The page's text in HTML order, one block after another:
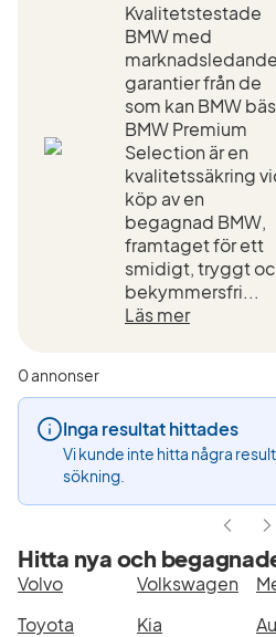
+50
km
(Plats)
Kvalitetstestade
BMW med
marknadsledande
garantier från de
som kan BMW
BMW Premium
Selection är en
kvalitetssäkring
köp av en
begagnad BMW,
framtaget för ett
smidigt, tryggt
bekymmersfri...
Läs mer
0 annonser
Inga resultat hittades
Vi kunde inte hitta några
sökning.
Hitta nya och
Volvo Volkswagen
Toyota
Kia